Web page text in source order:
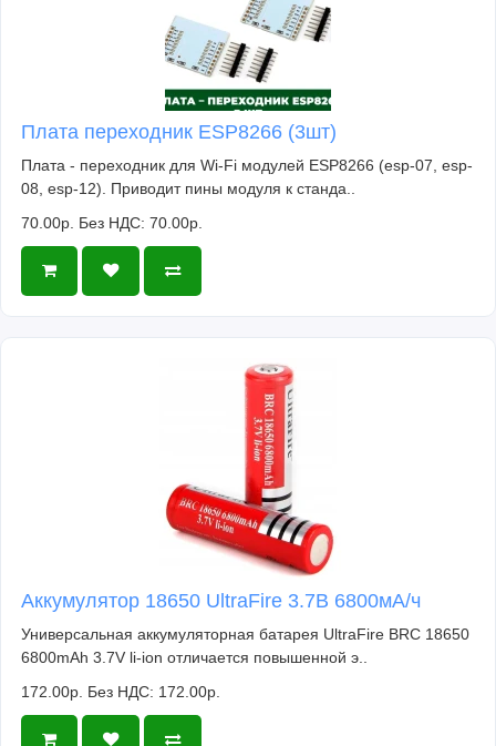
Плата переходник ESP8266 (3шт)
Плата - переходник для Wi-Fi модулей ESP8266 (esp-07, esp-
08, esp-12). Приводит пины модуля к станда..
70.00р. Без НДС: 70.00р.
Аккумулятор 18650 UltraFire 3.7В 6800мА/ч
Универсальная аккумуляторная батарея UltraFire BRC 18650
6800mAh 3.7V li-ion отличается повышенной э..
172.00р. Без НДС: 172.00р.